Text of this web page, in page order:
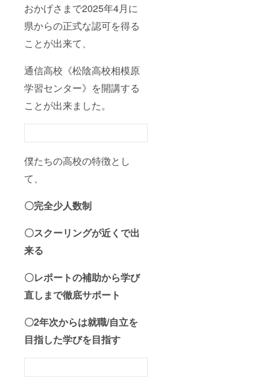
おかげさまで2025年4月に
県からの正式な認可を得る
ことが出来て、
通信高校《松陰高校相模原
学習センター》を開講する
ことが出来ました。
僕たちの高校の特徴とし
て、
〇完全少人数制
〇スクーリングが近くで出
来る
〇レポートの補助から学び
直しまで徹底サポート
〇2年次からは就職/自立を
目指した学びを目指す